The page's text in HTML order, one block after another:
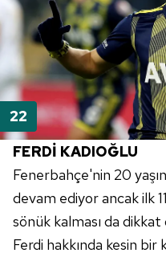
FERDİ KADIOĞLU
Fenerbahçe'nin 20
devam ediyor ancak ilk
sönük kalması da
Ferdi hakkında kesin